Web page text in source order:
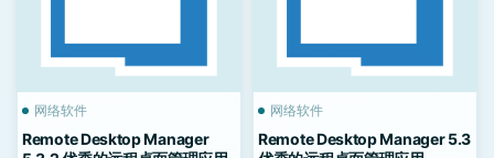
网络软件
Remote Desktop Manager
网络软件
Remote Desktop Manager 5.3